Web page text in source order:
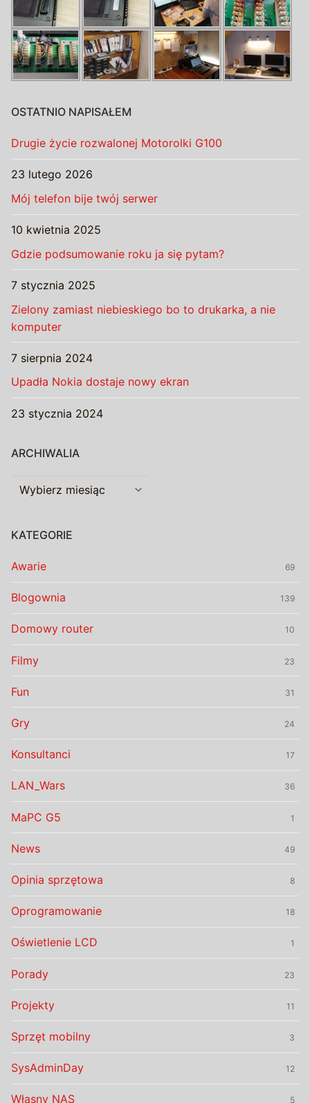
OSTATNIO NAPISAŁEM
Drugie życie rozwalonej Motorolki G100
23 lutego 2026
Mój telefon bije twój serwer
10 kwietnia 2025
Gdzie podsumowanie roku ja się pytam?
7 stycznia 2025
Zielony zamiast niebieskiego bo to drukarka, a nie
komputer
7 sierpnia 2024
Upadła Nokia dostaje nowy ekran
23 stycznia 2024
ARCHIWALIA
Archiwalia
KATEGORIE
Awarie 69
Blogownia 139
Domowy router 10
Filmy 23
Fun 31
Gry 24
Konsultanci 17
LAN_Wars 36
MaPC G5 1
News 49
Opinia sprzętowa 8
Oprogramowanie 18
Oświetlenie LCD 1
Porady 23
Projekty 11
Sprzęt mobilny 3
SysAdminDay 12
Własny NAS 5